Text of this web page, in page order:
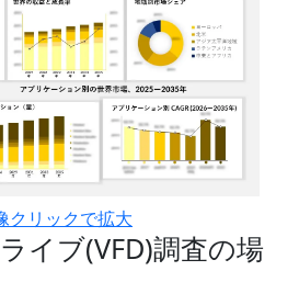
クリックで拡大
イブ(VFD)調査の場